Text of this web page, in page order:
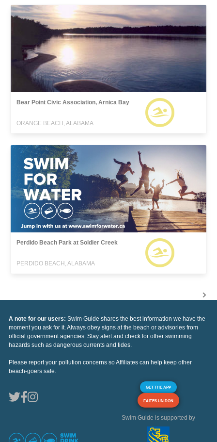
Bear Point Civic Association, Arnica Bay
ORANGE BEACH, ALABAMA
Perdido Beach Park at Soldier Creek
PERDIDO BEACH, ALABAMA
A note for our users: Swim Guide shares the best information we have the
moment you ask for it. Always obey signs at the beach or advisories from
official government agencies. Stay alert and check for other swimming
hazards such as dangerous currents and tides.
Please report your pollution concerns so Affiliates can help keep other
beach-goers safe.
GET THE APP
FAITES UN DON
Swim Guide is supported by